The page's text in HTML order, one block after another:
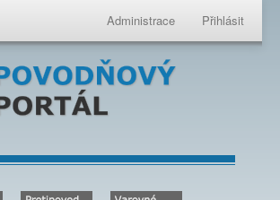
Administrace Přihlásit